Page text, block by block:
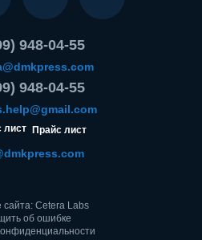
948-04-55
948-04-55
Прайс лист
Cetera Labs
об ошибке